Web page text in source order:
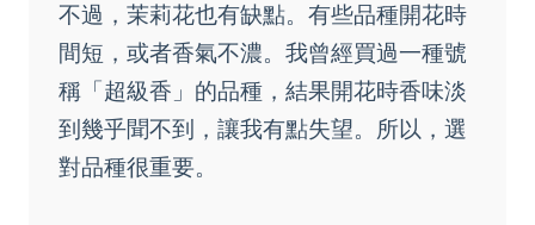
不過，茉莉花也有缺點。有些品種開花時
間短，或者香氣不濃。我曾經買過一種號
稱「超級香」的品種，結果開花時香味淡
到幾乎聞不到，讓我有點失望。所以，選
對品種很重要。